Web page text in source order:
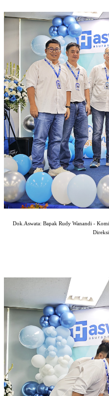
Dok.Aswata: Bapak Rudy Wanandi -